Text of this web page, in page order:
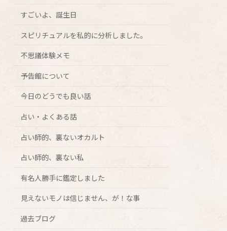
すごいよ、誕生日
スピリチュアルを私的に分析しました。
不思議体験メモ
予告館について
今日のどうでも良い話
占い・よくある話
占い師的、裏ないオカルト
占い師的、裏ない私
有名人勝手に鑑定しました
見えないモノは信じません、が！な事
過去ブログ